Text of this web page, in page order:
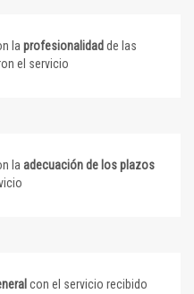
la profesionalidad de las
el servicio
la adecuación de los plazos
con el servicio recibido